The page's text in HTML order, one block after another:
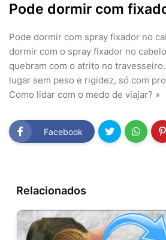
Pode dormir com
Pode dormir com spray fixador no
dormir com o spray fixador no
quebram com o atrito no
lugar sem peso e rigidez, só com
Como lidar com o medo de viajar? »
Facebook
Relacionados